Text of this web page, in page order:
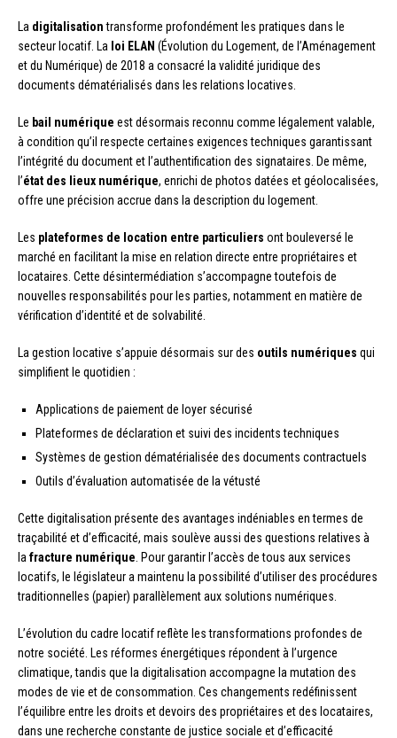
La digitalisationtransforme profondément les pratiques dans le
secteur locatif. La loi ELAN (Évolution du Logement, de l’Aménagement
et du Numérique) de 2018 a consacré la validité juridique des
documents dématérialisés dans les relations locatives.
Le bail numérique est désormais reconnu comme légalement valable,
à condition qu’il respecte certaines exigences techniques garantissant
l’intégrité du document et l’authentification des signataires. De même,
l’état des lieux numérique, enrichi de photos datées et géolocalisées,
offre une précision accrue dans la description du logement.
Les plateformes de location entre particuliers ont bouleversé le
marché en facilitant la mise en relation directe entre propriétaires et
locataires. Cette désintermédiation s’accompagne toutefois de
nouvelles responsabilités pour les parties, notamment en matière de
vérification d’identité et de solvabilité.
La gestion locative s’appuie désormais sur des outils numériques qui
simplifient le quotidien :
Applications de paiement de loyer sécurisé
Plateformes de déclaration et suivi des incidents techniques
Systèmes de gestion dématérialisée des documents contractuels
Outils d’évaluation automatisée de la vétusté
Cette digitalisation présente des avantages indéniables en termes de
traçabilité et d’efficacité, mais soulève aussi des questions relatives à
lafracture numérique. Pour garantir l’accès de tous aux services
locatifs, le législateur a maintenu la possibilité d’utiliser des procédures
traditionnelles (papier) parallèlement aux solutions numériques.
L’évolution du cadre locatif reflète les transformations profondes de
notre société. Les réformes énergétiques répondent à l’urgence
climatique, tandis que la digitalisation accompagne la mutation des
modes de vie et de consommation. Ces changements redéfinissent
l’équilibre entre les droits et devoirs des propriétaires et des locataires,
dans une recherche constante de justice sociale et d’efficacité